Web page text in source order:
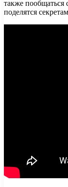
также пообщаться
поделятся